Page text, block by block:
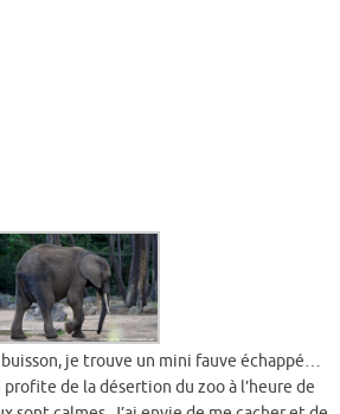
buisson, je trouve un mini fauve échappé…
de la désertion du zoo à l’heure de